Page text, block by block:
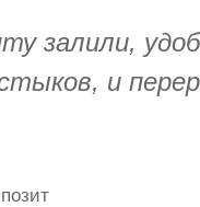
залили,
и